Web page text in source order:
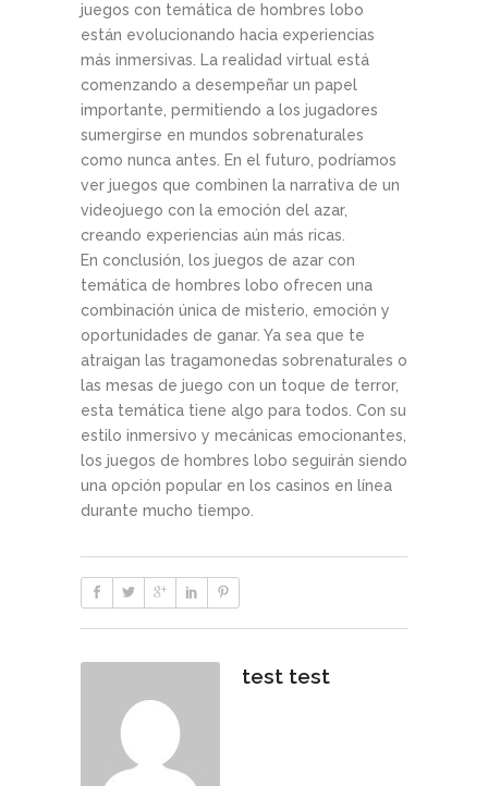
juegos con temática de hombres lobo
están evolucionando hacia experiencias
más inmersivas. La realidad virtual está
comenzando a desempeñar un papel
importante, permitiendo a los jugadores
sumergirse en mundos sobrenaturales
como nunca antes. En el futuro, podríamos
ver juegos que combinen la narrativa de un
videojuego con la emoción del azar,
creando experiencias aún más ricas.
En conclusión, los juegos de azar con
temática de hombres lobo ofrecen una
combinación única de misterio, emoción y
oportunidades de ganar. Ya sea que te
atraigan las tragamonedas sobrenaturales o
las mesas de juego con un toque de terror,
esta temática tiene algo para todos. Con su
estilo inmersivo y mecánicas emocionantes,
los juegos de hombres lobo seguirán siendo
una opción popular en los casinos en línea
durante mucho tiempo.
test test